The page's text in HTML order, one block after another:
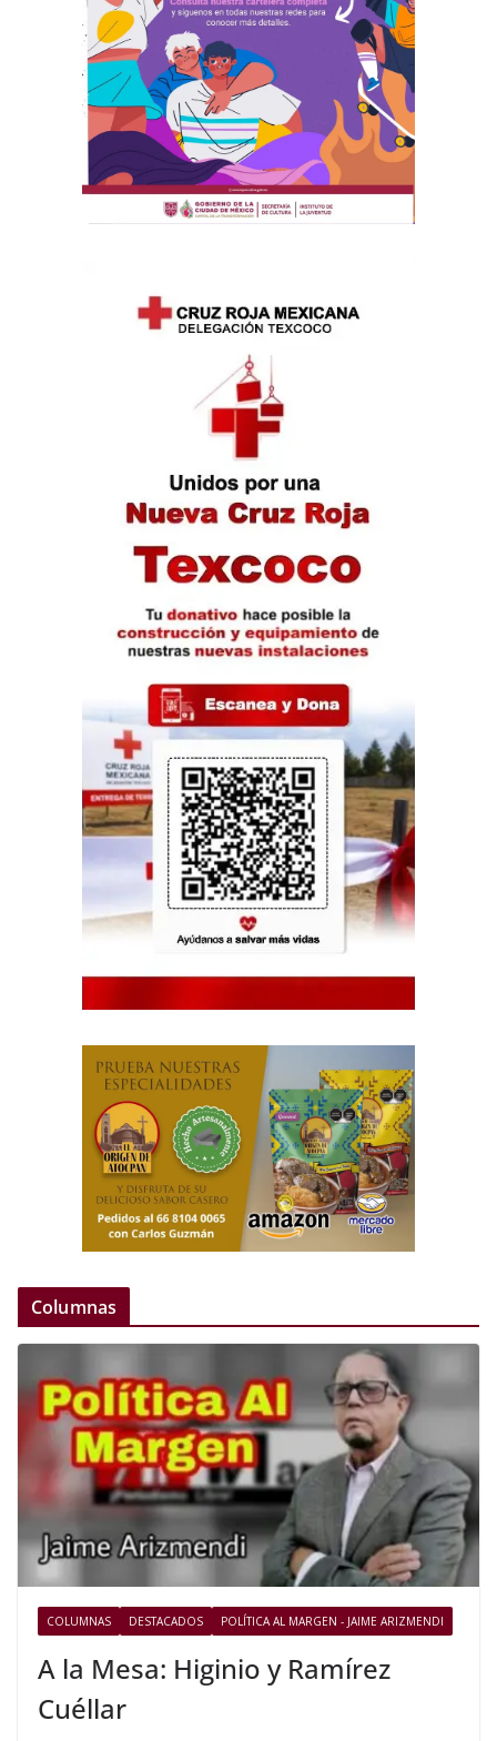
Columnas
COLUMNAS DESTACADOS POLÍTICA AL MARGEN - JAIME ARIZMENDI
A la Mesa: Higinio y Ramírez
Cuéllar